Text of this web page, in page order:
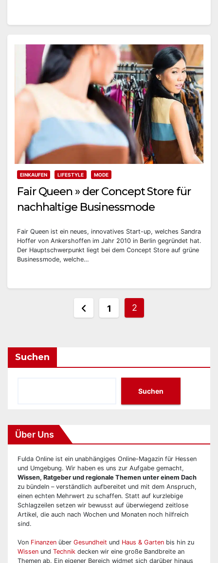
EINKAUFEN LIFESTYLE MODE
Fair Queen » der Concept Store für
nachhaltige Businessmode
Fair Queen ist ein neues, innovatives Start-up, welches Sandra
Hoffer von Ankershoffen im Jahr 2010 in Berlin gegründet hat.
Der Hauptschwerpunkt liegt bei dem Concept Store auf grüne
Businessmode, welche…
1 2
Suchen
Suchen
Über Uns
Fulda Online ist ein unabhängiges Online-Magazin für Hessen
und Umgebung. Wir haben es uns zur Aufgabe gemacht,
Wissen, Ratgeber und regionale Themen unter einem Dach
zu bündeln – verständlich aufbereitet und mit dem Anspruch,
einen echten Mehrwert zu schaffen. Statt auf kurzlebige
Schlagzeilen setzen wir bewusst auf überwiegend zeitlose
Artikel, die auch nach Wochen und Monaten noch hilfreich
sind.
Von Finanzen über Gesundheit und Haus & Garten bis hin zu
Wissen und Technik decken wir eine große Bandbreite an
Themen ab. Ein eigener Bereich widmet sich darüber hinaus